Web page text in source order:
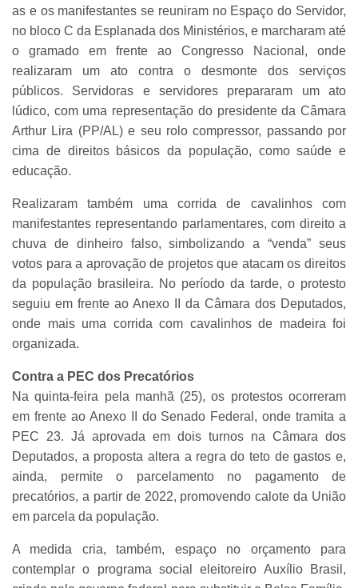
as e os manifestantes se reuniram no Espaço do Servidor,
no bloco C da Esplanada dos Ministérios, e marcharam até
o gramado em frente ao Congresso Nacional, onde
realizaram um ato contra o desmonte dos serviços
públicos. Servidoras e servidores prepararam um ato
lúdico, com uma representação do presidente da Câmara
Arthur Lira (PP/AL) e seu rolo compressor, passando por
cima de direitos básicos da população, como saúde e
educação.
Realizaram também uma corrida de cavalinhos com
manifestantes representando parlamentares, com direito a
chuva de dinheiro falso, simbolizando a “venda” seus
votos para a aprovação de projetos que atacam os direitos
da população brasileira. No período da tarde, o protesto
seguiu em frente ao Anexo II da Câmara dos Deputados,
onde mais uma corrida com cavalinhos de madeira foi
organizada.
Contra a PEC dos Precatórios
Na quinta-feira pela manhã (25), os protestos ocorreram
em frente ao Anexo II do Senado Federal, onde tramita a
PEC 23. Já aprovada em dois turnos na Câmara dos
Deputados, a proposta altera a regra do teto de gastos e,
ainda, permite o parcelamento no pagamento de
precatórios, a partir de 2022, promovendo calote da União
em parcela da população.
A medida cria, também, espaço no orçamento para
contemplar o programa social eleitoreiro Auxílio Brasil,